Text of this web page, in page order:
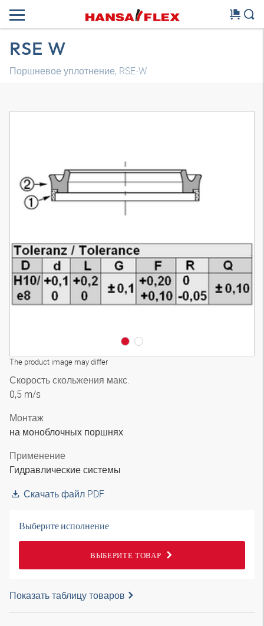
RSE W
Поршневое уплотнение, RSE-W
The product image may differ
Скорость скольжения макс.
0,5 m/s
Монтаж
на моноблочных поршнях
Применение
Гидравлические системы
Скачать файл PDF
Выберите исполнение
ВЫБЕРИТЕ ТОВАР
Показать таблицу товаров